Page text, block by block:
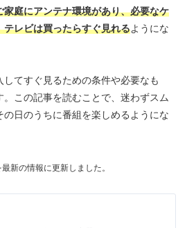
家庭にアンテナ環境があり、必要なケ
レビは買ったらすぐ見れるようにな
てすぐ見るための条件や必要なも
この記事を読むことで、迷わずスム
日のうちに番組を楽しめるようにな
新の情報に更新しました。